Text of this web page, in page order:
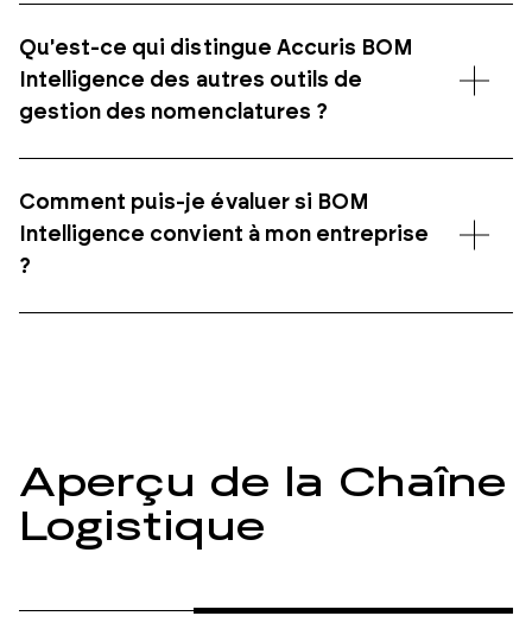
Qu'est-ce qui distingue Accuris BOM
Intelligence des autres outils de
gestion des nomenclatures ?
Comment puis-je évaluer si BOM
Intelligence convient à mon entreprise
?
Aperçu de la Chaîne
Logistique